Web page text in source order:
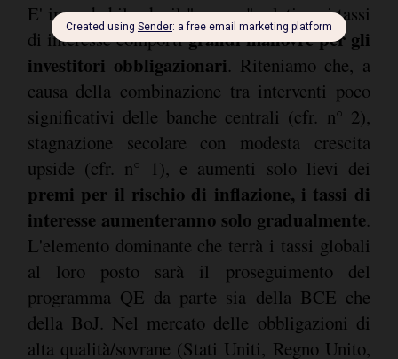
E' improbabile che il "rumore" relativo ai tassi
di interesse comportigrandi manovre per gli
investitori obbligazionari. Riteniamo che, a
causa della combinazione tra interventi poco
significativi delle banche centrali (cfr. n° 2),
stagnazione secolare con modesta crescita
upside (cfr. n° 1), e aumenti solo lievi dei
premi per il rischio di inflazione, i tassi di
interesse aumenteranno solo gradualmente.
L'elemento dominante che terrà i tassi globali
al loro posto sarà il proseguimento del
programma QE da parte sia della BCE che
della BoJ. Nel mercato delle obbligazioni di
alta qualità/sovrane (Stati Uniti, Regno Unito,